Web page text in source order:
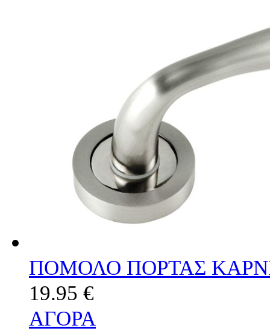
ΠΟΜΟΛΟ ΠΟΡΤΑΣ
19.95 €
ΑΓΟΡΑ